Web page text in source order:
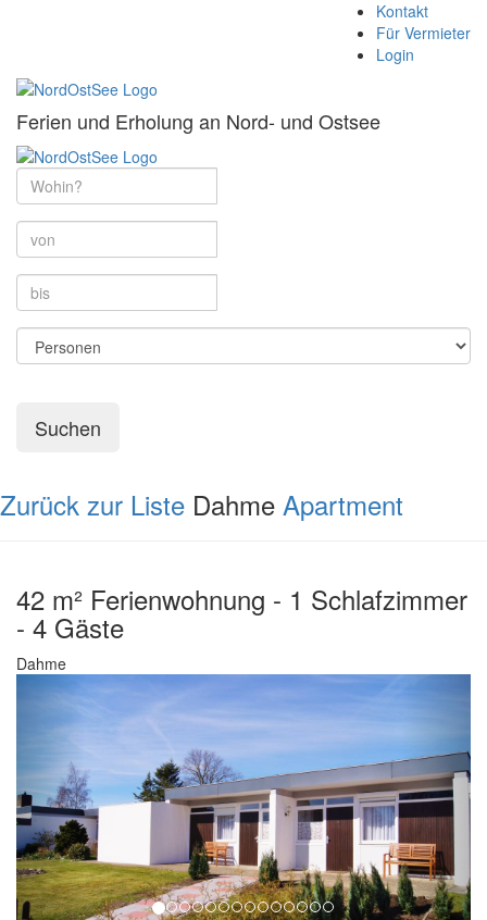
Kontakt
Für Vermieter
Login
Ferien und Erholung an Nord- und Ostsee
Suchen
Zurück zur Liste Dahme Apartment
42 m² Ferienwohnung - 1 Schlafzimmer
- 4 Gäste
Dahme